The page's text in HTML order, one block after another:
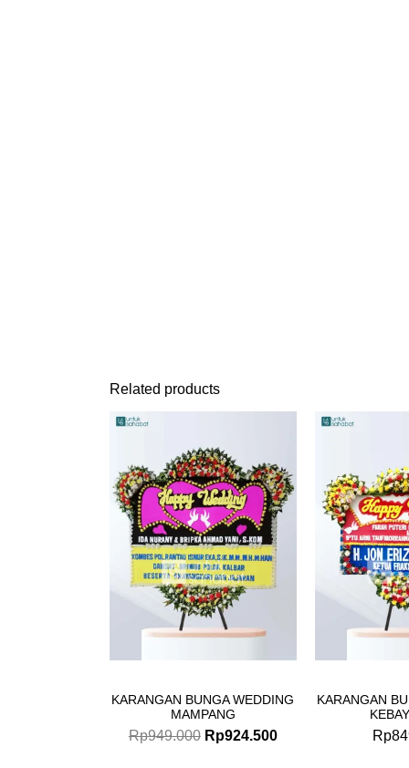
Related products
KARANGAN BUNGA WEDDING
MAMPANG
Rp949.000
was:
Rp949.000.
Rp924.500
Current
is:
Rp924.500.
KARANGAN
Rp